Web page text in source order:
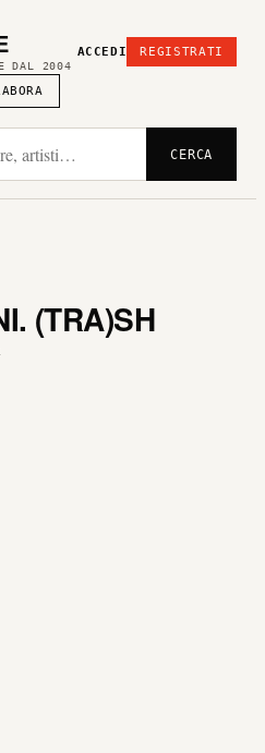
DAL 2004
ACCEDI REGISTRATI
CERCA
(TRA)SH